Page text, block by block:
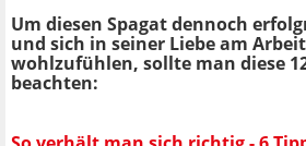
Um diesen Spagat dennoch
und sich in seiner Liebe am
wohlzufühlen, sollte man diese
beachten: